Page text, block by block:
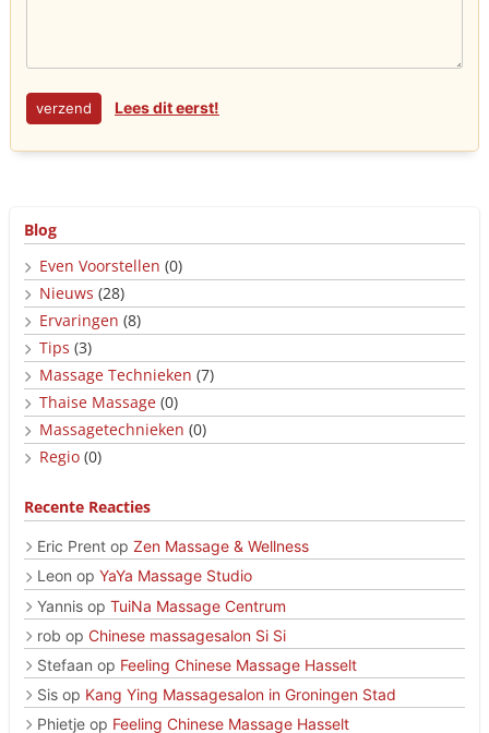
Lees dit eerst!
Blog
Even Voorstellen (0)
Nieuws (28)
Ervaringen (8)
Tips (3)
Massage Technieken (7)
Thaise Massage (0)
Massagetechnieken (0)
Regio (0)
Recente Reacties
Eric Prent op Zen Massage & Wellness
Leon op YaYa Massage Studio
Yannis op TuiNa Massage Centrum
rob op Chinese massagesalon Si Si
Stefaan op Feeling Chinese Massage Hasselt
Sis op Kang Ying Massagesalon in Groningen Stad
Phietje op Feeling Chinese Massage Hasselt